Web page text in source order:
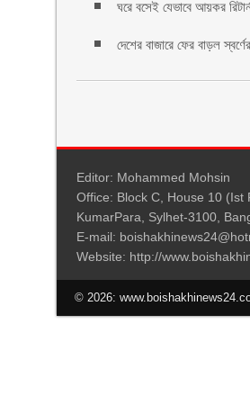
ঘরে বসেই যেভাবে আয়কর
দেশের বাজারে ফের বাড়ল
Editor: Mohammed Mohsin
Office: Block C, House 10 (Ist
KumarPara, Sylhet-3100,
E-mail:
Website: http://
© 2026: